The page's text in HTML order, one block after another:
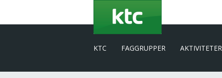
KTC FAGGRUPPER AKTIVITETER